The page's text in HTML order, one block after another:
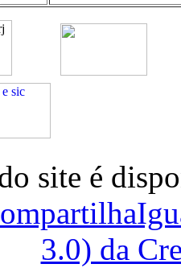
site é
3.0) da